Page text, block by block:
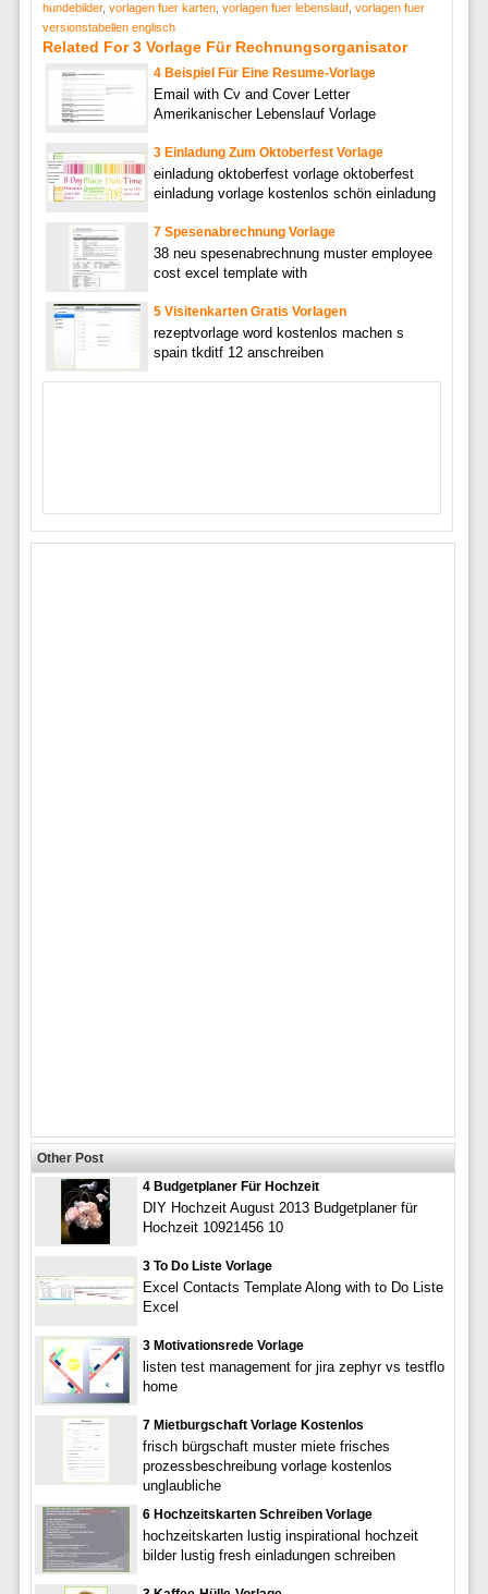
hundebilder, vorlagen fuer karten, vorlagen fuer lebenslauf, vorlagen fuer
versionstabellen englisch
Related For 3 Vorlage Für Rechnungsorganisator
4 Beispiel Für Eine Resume-Vorlage
Email with Cv and Cover Letter
Amerikanischer Lebenslauf Vorlage
3 Einladung Zum Oktoberfest Vorlage
einladung oktoberfest vorlage oktoberfest
einladung vorlage kostenlos schön einladung
7 Spesenabrechnung Vorlage
38 neu spesenabrechnung muster employee
cost excel template with
5 Visitenkarten Gratis Vorlagen
rezeptvorlage word kostenlos machen s
spain tkditf 12 anschreiben
Other Post
4 Budgetplaner Für Hochzeit
DIY Hochzeit August 2013 Budgetplaner für
Hochzeit 10921456 10
3 To Do Liste Vorlage
Excel Contacts Template Along with to Do Liste
Excel
3 Motivationsrede Vorlage
listen test management for jira zephyr vs testflo
home
7 Mietburgschaft Vorlage Kostenlos
frisch bürgschaft muster miete frisches
prozessbeschreibung vorlage kostenlos
unglaubliche
6 Hochzeitskarten Schreiben Vorlage
hochzeitskarten lustig inspirational hochzeit
bilder lustig fresh einladungen schreiben